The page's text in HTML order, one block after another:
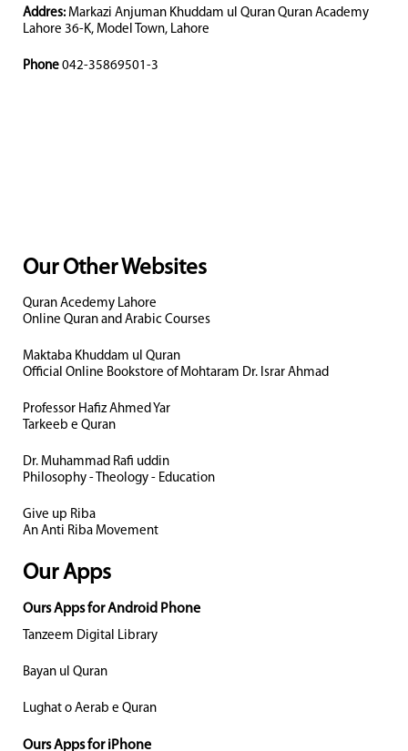
Addres: Markazi Anjuman Khuddam ul Quran Quran Academy
Lahore 36-K, Model Town, Lahore
Phone 042-35869501-3
Our Other Websites
Quran Acedemy Lahore
Online Quran and Arabic Courses
Maktaba Khuddam ul Quran
Official Online Bookstore of Mohtaram Dr. Israr Ahmad
Professor Hafiz Ahmed Yar
Tarkeeb e Quran
Dr. Muhammad Rafi uddin
Philosophy - Theology - Education
Give up Riba
An Anti Riba Movement
Our Apps
Ours Apps for Android Phone
Tanzeem Digital Library
Bayan ul Quran
Lughat o Aerab e Quran
Ours Apps for iPhone